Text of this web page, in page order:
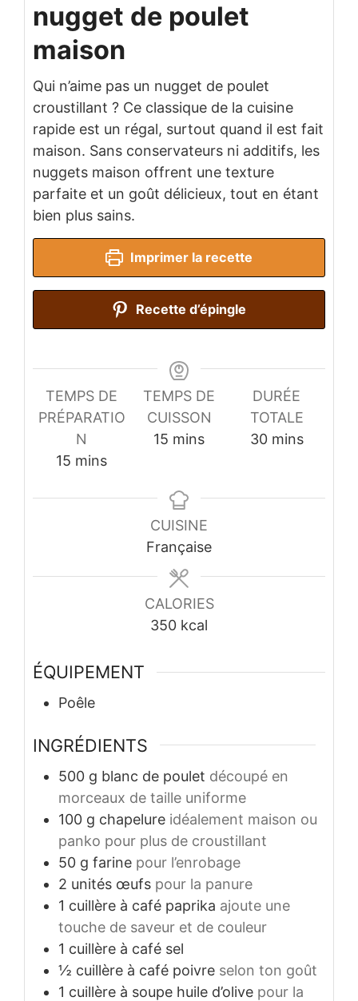
nugget de poulet
maison
Qui n’aime pas un nugget de poulet
croustillant ? Ce classique de la cuisine
rapide est un régal, surtout quand il est fait
maison. Sans conservateurs ni additifs, les
nuggets maison offrent une texture
parfaite et un goût délicieux, tout en étant
bien plus sains.
Imprimer la recette
Recette d’épingle
TEMPS DE
PRÉPARATIO
N
15 minutes
mins
TEMPS DE
CUISSON
15 minutes
mins
DURÉE
TOTALE
30minutes
mins
CUISINE
Française
CALORIES
350 kcal
ÉQUIPEMENT
Poêle
INGRÉDIENTS
500 g blanc de poulet découpé en
morceaux de taille uniforme
100 g chapelure idéalement maison ou
panko pour plus de croustillant
50 g farine pour l’enrobage
2 unités œufs pour la panure
1 cuillère à café paprika ajoute une
touche de saveur et de couleur
1 cuillère à café sel
½ cuillère à café poivre selon ton goût
1 cuillère à soupe huile d’olive pour la